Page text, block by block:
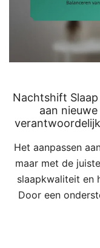
Nachtshift
aan nieuwe
Het aanpassen
maar met de
slaapkwaliteit en
Door een